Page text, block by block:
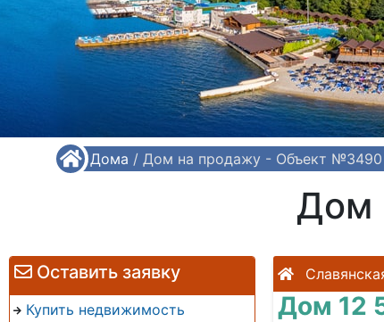
/ Дома / Дом на продажу - Объект №3490
Дом
Оставить заявку
Купить недвижимость
Дом 12